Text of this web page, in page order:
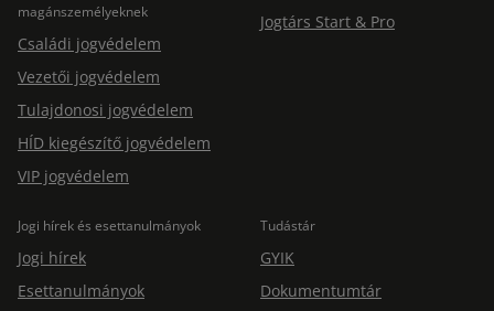
magánszemélyeknek
Családi jogvédelem
Vezetői jogvédelem
Tulajdonosi jogvédelem
HÍD kiegészítő jogvédelem
VIP jogvédelem
Jogtárs Start & Pro
Jogi hírek és esettanulmányok
Jogi hírek
Esettanulmányok
Tudástár
GYIK
Dokumentumtár